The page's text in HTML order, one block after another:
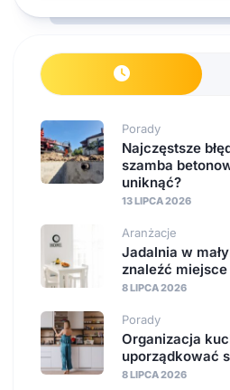
Porady
Najczęstsze
szamba
uniknąć?
13 LIPCA 2026
Aranżacje
Jadalnia w
znaleźć miejsce
8 LIPCA 2026
Porady
Organizacja
uporządkować
8 LIPCA 2026